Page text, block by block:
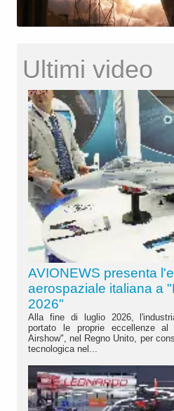
Ultimi video
AVIONEWS presenta
aerospaziale italiana a
2026"
Alla fine di luglio 2026,
portato le proprie eccellenze al
Airshow", nel Regno Unito, per
tecnologica nel...